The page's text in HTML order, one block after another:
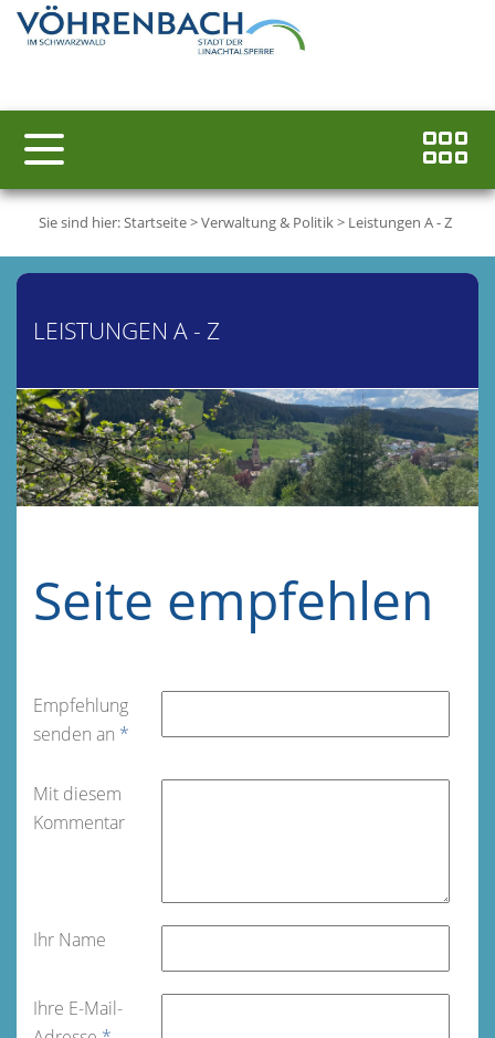
Sie sind hier:Startseite>Verwaltung & Politik> Leistungen A - Z
LEISTUNGEN A - Z
Seite empfehlen
Empfehlung
senden an *
Mit diesem
Kommentar
Ihr Name
Ihre E-Mail-